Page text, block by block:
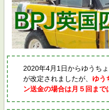
2020年4月1日からゆうち
が改定されましたが、 ゆう
ン送金の場合は月５回まで